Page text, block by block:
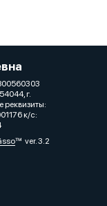
г.
реквизиты:
к/с:
ver. 3.2